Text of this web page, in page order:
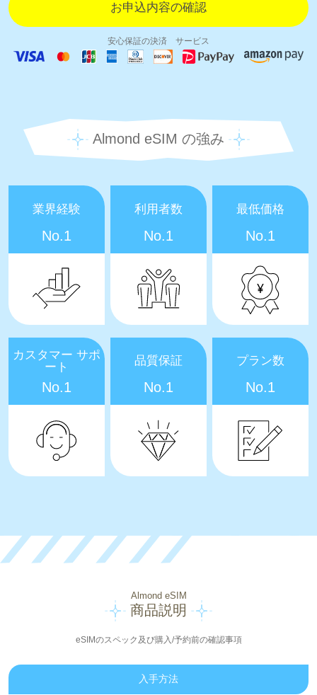
安心保証の決済 サービス
Almond eSIM の強み
業界経験
No.1
利用者数
No.1
最低価格
No.1
カスタマー サポ
ート
No.1
品質保証
No.1
プラン数
No.1
Almond eSIM
商品説明
eSIMのスペック及び購入/予約前の確認事項
入手方法